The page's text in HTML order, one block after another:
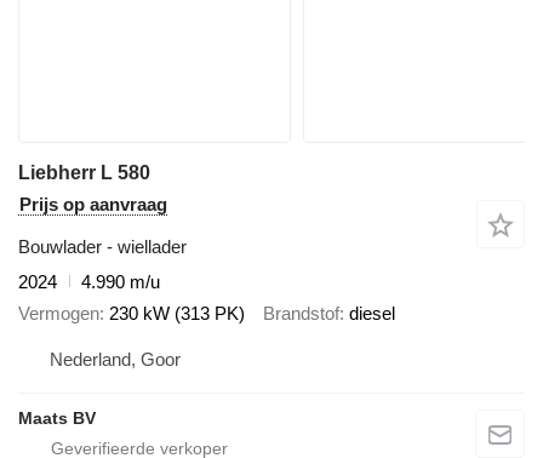
Liebherr L 580
Prijs op aanvraag
Bouwlader - wiellader
2024
4.990 m/u
Vermogen 230 kW (313 PK) Brandstof diesel
Nederland, Goor
Maats BV